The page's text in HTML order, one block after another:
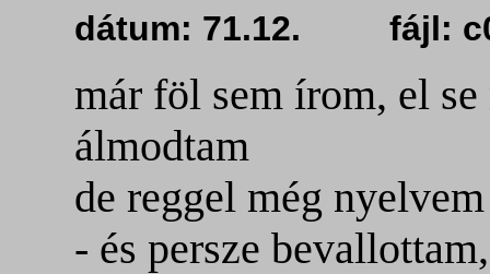
dátum: 71.12. fájl:
már föl sem írom, el
álmodtam
de reggel még
- és persze